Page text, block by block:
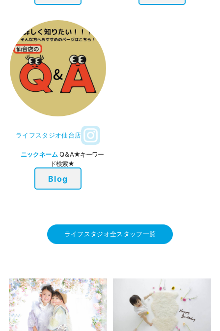
ライフスタジオ仙台店
ニックネームQ＆A★キーワー
ド検索★
Blog
ライフスタジオ全スタッフ一覧